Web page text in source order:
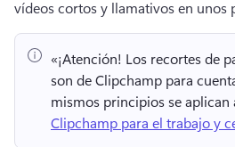
vídeos cortos y llamativos en unos
«¡Atención! Los recortes de
son de Clipchamp para
mismos principios se aplican
Clipchamp para el trabajo y